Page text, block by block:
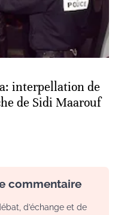
interpellation de
de Sidi Maarouf
commentaire
d’échange et de